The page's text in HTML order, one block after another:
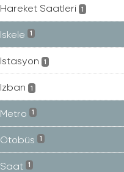
Hareket Saatleri 1
Iskele 1
Istasyon 1
Izban 1
Metro 1
Otobüs 1
Saat 1